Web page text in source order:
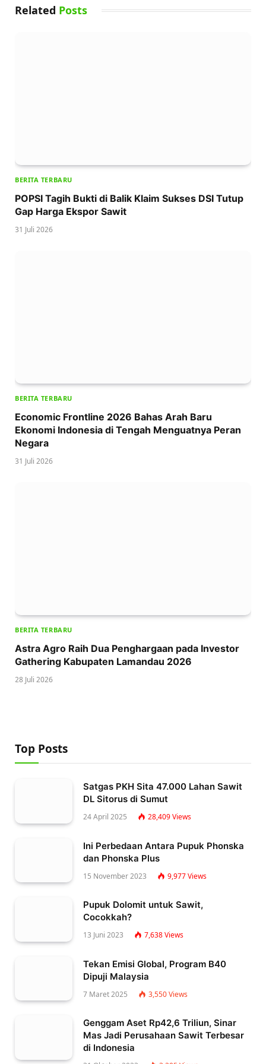
Related Posts
BERITA TERBARU
POPSI Tagih Bukti di Balik Klaim Sukses DSI Tutup
Gap Harga Ekspor Sawit
31 Juli 2026
BERITA TERBARU
Economic Frontline 2026 Bahas Arah Baru
Ekonomi Indonesia di Tengah Menguatnya Peran
Negara
31 Juli 2026
BERITA TERBARU
Astra Agro Raih Dua Penghargaan pada Investor
Gathering Kabupaten Lamandau 2026
28 Juli 2026
Top Posts
Satgas PKH Sita 47.000 Lahan Sawit
DL Sitorus di Sumut
24 April 2025 28,409Views
Ini Perbedaan Antara Pupuk Phonska
dan Phonska Plus
15 November 2023 9,977Views
Pupuk Dolomit untuk Sawit,
Cocokkah?
13 Juni 2023 7,638Views
Tekan Emisi Global, Program B40
Dipuji Malaysia
7 Maret 2025 3,550Views
Genggam Aset Rp42,6 Triliun, Sinar
Mas Jadi Perusahaan Sawit Terbesar
di Indonesia